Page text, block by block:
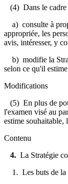
(4) Dans le cadre
a) consulte à
appropriée, les
avis, intéresser, y
b) modifie la
selon ce qu'il
Modifications
(5) En plus de
l'examen visé au
estime souhaitable,
Contenu
4. La Stratégie
1. Les buts de la